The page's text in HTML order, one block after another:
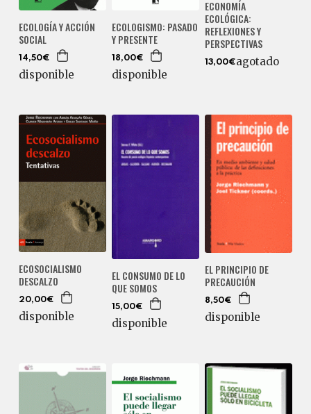
ECOLOGÍA Y ACCIÓN
SOCIAL
14,50€
disponible
ECOLOGISMO: PASADO
Y PRESENTE
18,00€
disponible
ECONOMÍA
ECOLÓGICA:
REFLEXIONES Y
PERSPECTIVAS
13,00€agotado
ECOSOCIALISMO
DESCALZO
20,00€
disponible
EL CONSUMO DE LO
QUE SOMOS
15,00€
disponible
EL PRINCIPIO DE
PRECAUCIÓN
8,50€
disponible